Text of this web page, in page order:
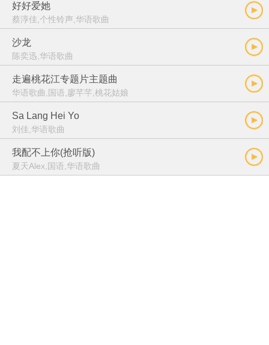
好好爱她
蔡淳佳,个性铃声,华语歌曲
沙龙
陈奕迅,华语歌曲
走遍桃花江专题片主题曲
华语歌曲,国语,廖芊芊,桃花姑娘
Sa Lang Hei Yo
刘佳,华语歌曲
我配不上你(抢听版)
夏天Alex,国语,华语歌曲